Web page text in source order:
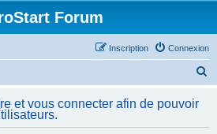
Forum
Connexion
Inscription
h
et vous connecter afin de pouvoir